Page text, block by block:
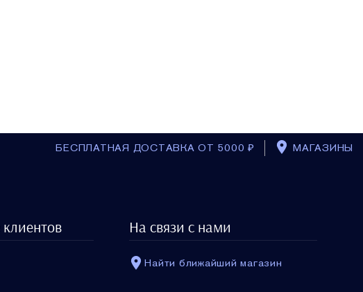
БЕСПЛАТНАЯ ДОСТАВКА ОТ 5000 ₽ МАГАЗИНЫ
На связи с нами
Найти ближайший магазин